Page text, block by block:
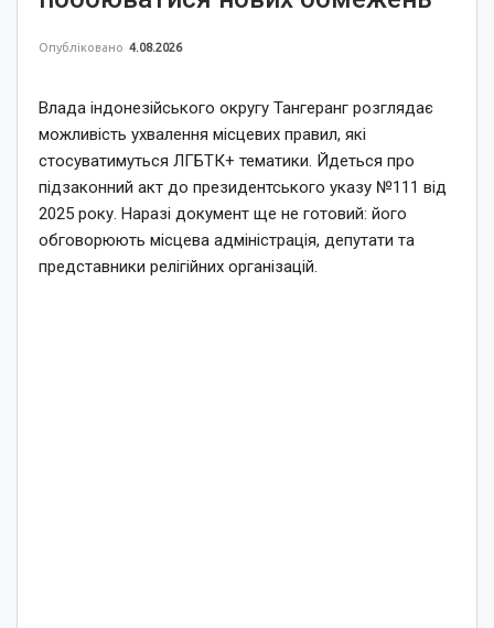
Опубліковано 4.08.2026
Влада індонезійського округу Тангеранг розглядає
можливість ухвалення місцевих правил, які
стосуватимуться ЛГБТК+ тематики. Йдеться про
підзаконний акт до президентського указу №111 від
2025 року. Наразі документ ще не готовий: його
обговорюють місцева адміністрація, депутати та
представники релігійних організацій.